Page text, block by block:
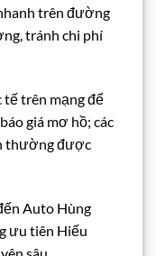
trên đường
tránh chi phí
tế trên mạng để
giá mơ hồ; các
thường được
Auto Hùng
ưu tiên Hiếu